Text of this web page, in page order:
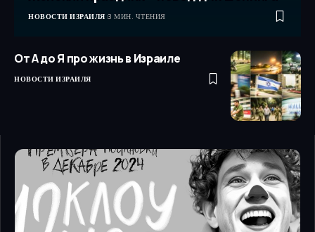
НОВОСТИ ИЗРАИЛЯ 3 МИН. ЧТЕНИЯ
От А до Я про жизнь в Израиле
НОВОСТИ ИЗРАИЛЯ